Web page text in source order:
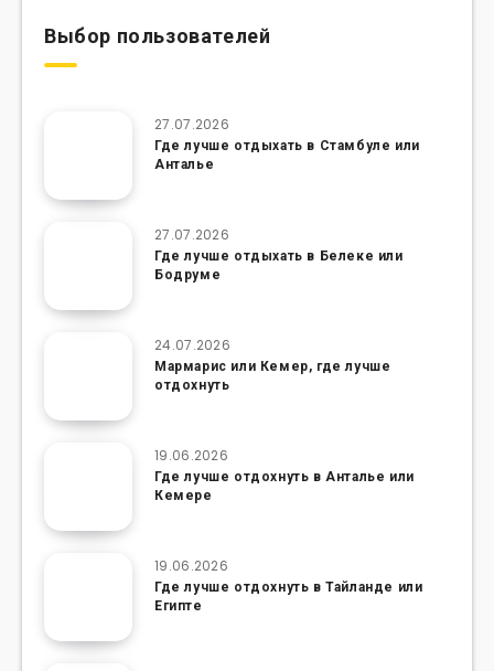
Выбор пользователей
27.07.2026
Где лучше отдыхать в Стамбуле или
Анталье
27.07.2026
Где лучше отдыхать в Белеке или
Бодруме
24.07.2026
Мармарис или Кемер, где лучше
отдохнуть
19.06.2026
Где лучше отдохнуть в Анталье или
Кемере
19.06.2026
Где лучше отдохнуть в Тайланде или
Египте